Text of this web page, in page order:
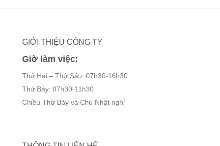
GIỚI THIỆU CÔNG TY
Giờ làm việc:
Thứ Hai – Thứ Sáu: 07h30-16h30
Thứ Bảy: 07h30-11h30
Chiều Thứ Bảy và Chủ Nhật nghỉ